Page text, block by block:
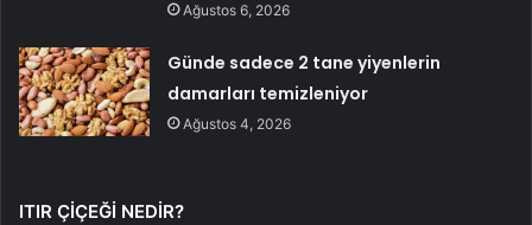
Ağustos 6, 2026
Günde sadece 2 tane yiyenlerin
damarları temizleniyor
Ağustos 4, 2026
ITIR ÇİÇEĞİ NEDİR?